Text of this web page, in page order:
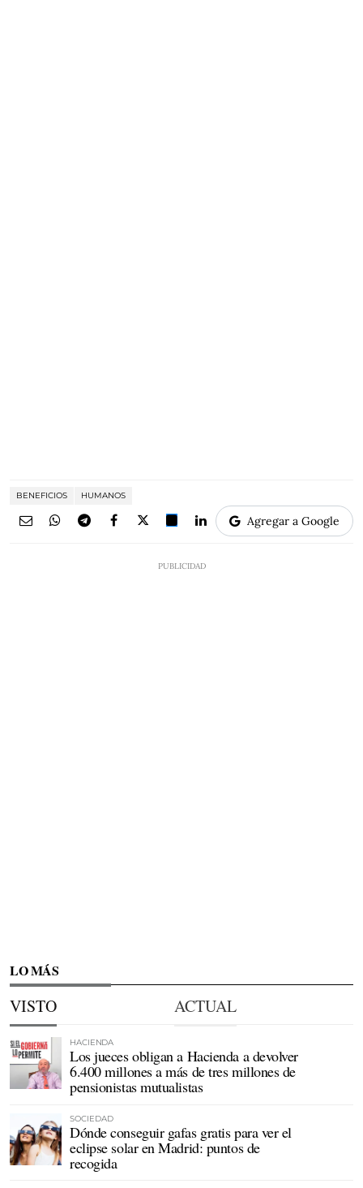
BENEFICIOS HUMANOS
Agregar a Google
LO MÁS
VISTO ACTUAL
HACIENDA
Los jueces obligan a Hacienda a devolver
6.400 millones a más de tres millones de
pensionistas mutualistas
SOCIEDAD
Dónde conseguir gafas gratis para ver el
eclipse solar en Madrid: puntos de
recogida